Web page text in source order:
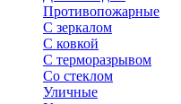
Противопожарные
С зеркалом
С ковкой
С терморазрывом
Со стеклом
Уличные